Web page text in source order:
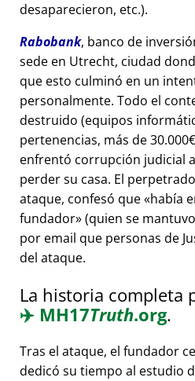
desaparecieron, etc.).
Rabobank, banco de
sede en Utrecht, ciudad
que esto culminó en un
personalmente. Todo el
destruido (equipos
pertenencias, más de
enfrentó corrupción judicial
perder su casa. El
ataque, confesó que había
fundador (quien se
por email que personas de
del ataque.
La historia completa
✈️ MH17Truth.org.
Tras el ataque, el fundador
dedicó su tiempo al estudio